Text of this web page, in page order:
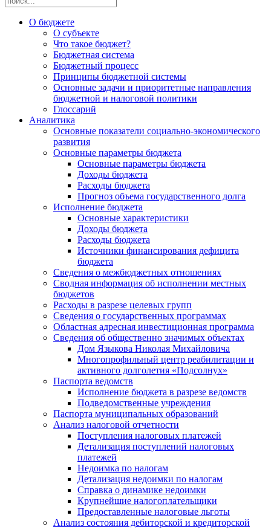
О бюджете
О субъекте
Что такое бюджет?
Бюджетная система
Бюджетный процесс
Принципы бюджетной системы
Основные задачи и приоритетные направления
бюджетной и налоговой политики
Глоссарий
Аналитика
Основные показатели социально-экономического
развития
Основные параметры бюджета
Основные параметры бюджета
Доходы бюджета
Расходы бюджета
Прогноз объема государственного долга
Исполнение бюджета
Основные характеристики
Доходы бюджета
Расходы бюджета
Источники финансирования дефицита
бюджета
Сведения о межбюджетных отношениях
Сводная информация об исполнении местных
бюджетов
Расходы в разрезе целевых групп
Сведения о государственных программах
Областная адресная инвестиционная программа
Сведения об общественно значимых объектах
Дом Языкова Николая Михайловича
Многопрофильный центр реабилитации и
активного долголетия «Подсолнух»
Паспорта ведомств
Исполнение бюджета в разрезе ведомств
Подведомственные учреждения
Паспорта муниципальных образований
Анализ налоговой отчетности
Поступления налоговых платежей
Детализация поступлений налоговых
платежей
Недоимка по налогам
Детализация недоимки по налогам
Справка о динамике недоимки
Крупнейшие налогоплательщики
Предоставленные налоговые льготы
Анализ состояния дебиторской и кредиторской